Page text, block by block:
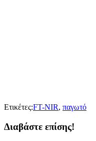
Ετικέτες:FT-NIR, παγωτό
Διαβάστε επίσης!